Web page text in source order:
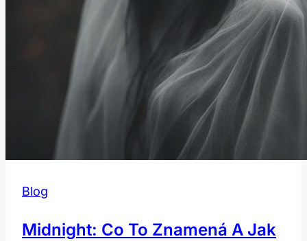
Blog
Midnight: Co To Znamená A Jak